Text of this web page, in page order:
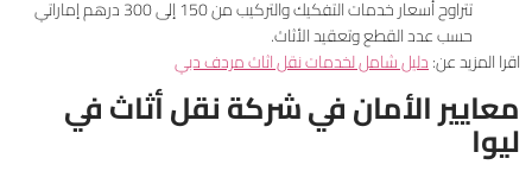
تتراوح أسعار خدمات التفكيك والتركيب من 150 إلى 300 درهم إماراتي
حسب عدد القطع وتعقيد الأثاث.
اقرا المزيد عن:دليل شامل لخدمات نقل اثاث مردف دبي
معايير الأمان في شركة نقل أثاث في
ليوا